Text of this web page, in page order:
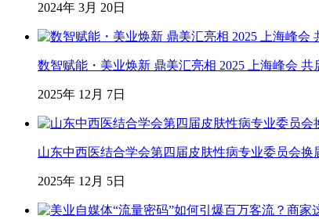
2024年 3月 20日
数智赋能・美业焕新 鼎美汇亮相 2025 上海峰会 共
2025年 12月 7日
山东中西医结合学会第四届皮肤性病专业委员会
2025年 12月 5日